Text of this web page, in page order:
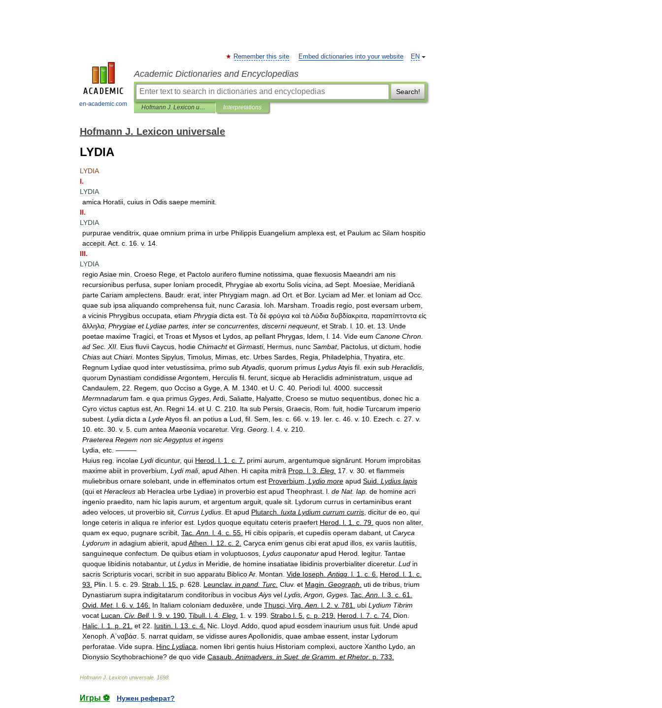
en-academic.com
EN
Remember this site Embed dictionaries into your website
Academic Dictionaries and Encyclopedias
Search!
Hofmann J. Lexicon universale Interpretations
Hofmann J. Lexicon universale
LYDIA
LYDIA
I.
LYDIA
amica Horatii cuius in Odis saepe meminit
II.
LYDIA
purpurae venditrix quae omnium prima in urbe Philippis Euangelium amplexa est et Paulum ac Silam hospitio
accepit Act c 16 v. 14
III.
LYDIA
regioAsiae min Croeso Rege et Pactolo aurifero flumine notissima quae flexuosis Maeandri am nis
recursionibus perfusa super Ioniam procedit Phrygiae ab exortu Solis vicina ad Sept Moesiae Meridianâ
parte Cariam amplectens Baudr. erat inter Phrygiam magn ad Ort et Bor. Lyciam ad Mer. et Ioniam ad Occ
quae sub ipsa aliquando comprehensa fuit nunc Carasia Ioh Marsham Troadis regio post eversam urbem
a vicinis Phrygibus occupata etiam Phrygia dicta est Τὰ δὲ φρύγια καὶ τὰΛύδια δυβδίακριτα παραπίπτοντα εἰς
ἄλληλα Phrygiae et Lydiae partes inter se concurrentes discerni nequeunt, et Strab l 10 et 13
Unde
poetae maxime Tragici et Troas et Mysos et Lydos ap pellant Phrygas Idem l 14 Vide eum Canone Chron
ad Sec XII Eius fluvii Caycus hodie Chimacht et Girmasti, Hermus nunc Sambat, Pactolus ut dictum
hodie
Chias aut Chiari. Montes Sipylus Timolus Mimas etc Urbes Sardes Regia Philadelphia Thyatira etc
Regnum Lydiae quod inter vetustissima primo sub Atyadis quorum primus LydusAtyis fil exin sub Heraclidis
quorum Dynastiam condidisseArgontem Herculis fil ferunt sicque ab Heraclidis administratum usque ad
Candaulem
22 Regem quo Occiso a Gyge A M 1340 et U C 40 Periodi Iul 4000 successit
Mermnadarum fam e qua primus Gyges Ardi Saliatte Halyatte Croeso se mutuo sequentibus donec hic a
Cyro victus captus est An Regni 14 et U C 210 Ita sub Persis Graecis Rom fuit hodie Turcarum imperio
subest Lydia dicta a LydeAtyos fil an potius a Lud fil Sem Ies c 66 v. 19 Ier. c 46 v. 10 Ezech c 27 v.
10 etc 30 v. 5 cum antea Maeonia vocaretur. Virg Georg l 4 v. 210
Praeterea Regem non sicAegyptus et ingens
Lydia etc . ———
Huius reg incolae Lydi dicuntur, qui Herod l 1 c 7 primi aurum argentumque signârunt Horum improbitas
maxime abiit in proverbium Lydi mali, apud Athen Hi capita mitrâ Prop l 3 Eleg 17 v. 30 et flammeis
muliebribus ornare solebant unde in effeminatos ortum est Proverbium Lydio more apud Suid Lydius lapis
(qui et Heracleus ab Heraclea urbe Lydiae) in proverbio est apud Theophrast l de Nat. lap de homine acri
ingenio praedito nam hic lapis aurum et argentum arguit quale sit Lydorum currus in certaminibus erant
adeo veloces ut proverbio sit Currus Lydius Et apud Plutarch Iuxta Lydium currum curris dicitur de eo qui
longe ceteris in aliqua re inferior est Lydos quoque equitatu ceteris praefert Herod l 1 c 79 quos non aliter,
quam ex equo pugnare scribit Tac Ann l 4 c 55 Hi cibis opiparis et cupediis operam dabant ut Caryca
Lydorum in adagium abierit apud Athen l 12 c 2 Caryca enim genus cibi erat apud illos ex variis lautitiis
sanguineque confectum De quibus etiam in voluptuosos Lydus cauponatur apud Herod legitur. Tantae
quoque libidinis notabantur, ut Lydus in Meridie de homine insatiatae libidinis proverbialiter diceretur. Lud in
sacris Scripturis vocari scribit in suo apparatu BiblicoAr. Montan Vide Ioseph Antiqq l 1 c 6 Herod l 1 c
93
Plin l 5 c 29 Strab l 15 p 628 Leunclav. in pand Turc Cluv. et Magin Geograph uti de tribus trium
Dynastiarum supra indigitatarum conditoribus in vocibus Aiys vel Lydis Argon Gyges Tac Ann l 3 c 61
Ovid Met. l 6 v. 146 In Italiam coloniam deduxêre unde Thusci Virg Aen l 2 v. 781 ubi Lydium Tibrim
vocat Lucan Civ. Bell. l 9 v. 190 Tibull l 4 Eleg 1 v. 199 Strabo l 5 c p 219 Herod l 7 c 74 Dion
Halic l 1 p 21 et 22 Iustin l 13 c 4 Nic Lloyd Addo quod apud eosdem inaurium usus fuit Unde apud
Xenoph Α᾿ναβάσ 5 narrat quidam se vidisse auresApollonidis quae ambae essent instar Lydorum
perforatae Vide supra Hinc Lydiaca nomen libri gentis huius Historiam complexi auctore Xantho Lydo an
Dionysio Scythobrachione? de quo vide Casaub Animadvers in Suet. de Gramm et Rhetor p 733
Hofmann J Lexicon universale 1698
Игры ⚽
Нужен реферат?